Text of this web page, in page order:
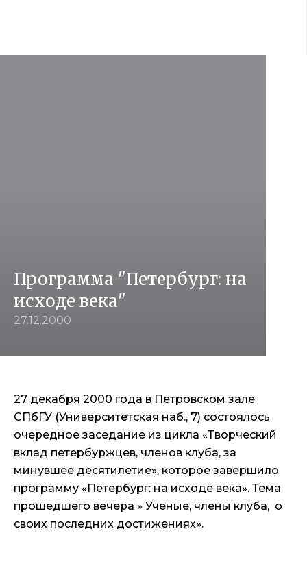
Программа "Петербург: на
исходе века"
27.12.2000
27 декабря 2000 года в Петровском зале
СПбГУ (Университетская наб., 7) состоялось
очередное заседание из цикла «Творческий
вклад петербуржцев, членов клуба, за
минувшее десятилетие», которое завершило
программу «Петербург: на исходе века». Тема
прошедшего вечера » Ученые, члены клуба, о
своих последних достижениях».